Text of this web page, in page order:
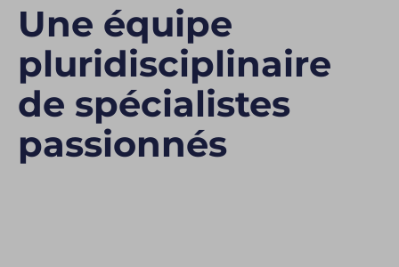
Une équipe
pluridisciplinaire
de spécialistes
passionnés